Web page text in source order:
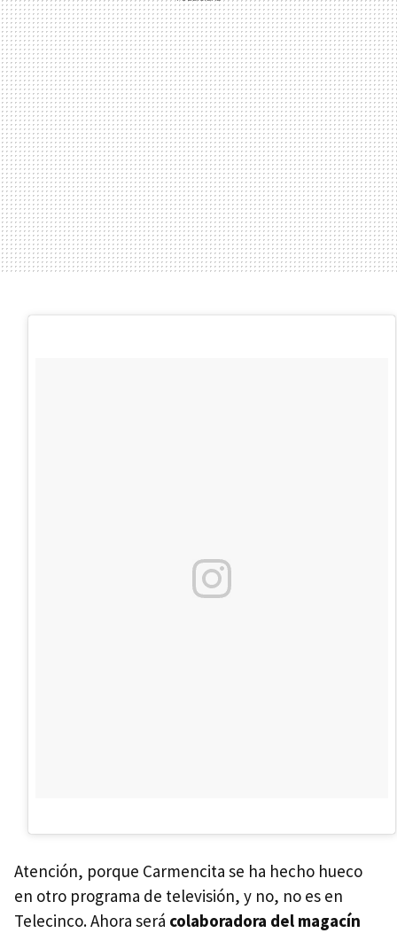
Atención, porque Carmencita se ha hecho hueco
en otro programa de televisión, y no, no es en
Telecinco. Ahora será colaboradora del magacín